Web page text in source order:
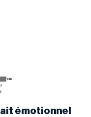
émotionnel